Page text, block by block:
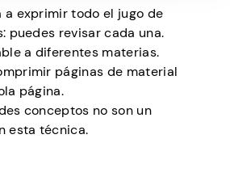
a exprimir todo el jugo de
puedes revisar cada una.
a diferentes materias.
páginas de material
página.
conceptos no son un
esta técnica.